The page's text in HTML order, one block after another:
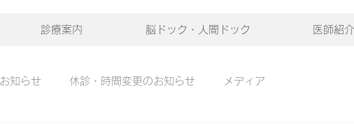
診療案内 脳ドック・人間ドック 医師紹介
お知らせ 休診・時間変更のお知らせ メディア